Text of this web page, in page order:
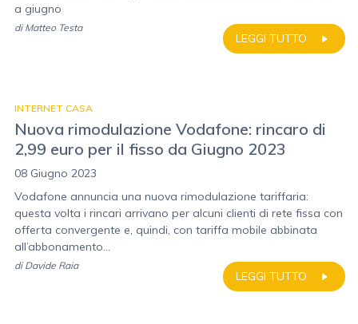
a giugno
LEGGI TUTTO
di Matteo Testa
INTERNET CASA
Nuova rimodulazione Vodafone: rincaro di
2,99 euro per il fisso da Giugno 2023
08 Giugno 2023
Vodafone annuncia una nuova rimodulazione tariffaria:
questa volta i rincari arrivano per alcuni clienti di rete fissa con
offerta convergente e, quindi, con tariffa mobile abbinata
all’abbonamento...
LEGGI TUTTO
di Davide Raia